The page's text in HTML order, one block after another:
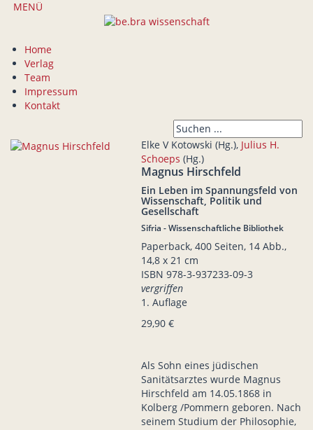
MENÜ
Home
Verlag
Team
Impressum
Kontakt
Elke V Kotowski (Hg.), Julius H.
Schoeps (Hg.)
Magnus Hirschfeld
Ein Leben im Spannungsfeld von
Wissenschaft, Politik und
Gesellschaft
Sifria - Wissenschaftliche Bibliothek
Paperback, 400 Seiten, 14 Abb.,
14,8 x 21 cm
ISBN 978-3-937233-09-3
vergriffen
1. Auflage
29,90 €
Als Sohn eines jüdischen
Sanitätsarztes wurde Magnus
Hirschfeld am 14.05.1868 in
Kolberg /Pommern geboren. Nach
seinem Studium der Philosophie,